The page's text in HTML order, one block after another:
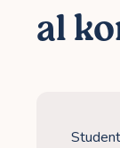
al